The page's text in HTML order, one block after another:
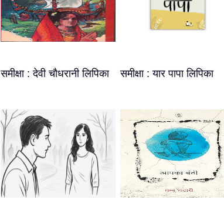
समीक्षा : देवी चौधरानी लिपिका समीक्षा : यार पापा लिपिका